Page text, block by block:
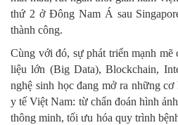
thứ 2 ở Đông Nam Á sau
thành công.
Cùng với đó, sự phát triển mạnh
liệu lớn (Big Data), Blockchain,
nghệ sinh học đang mở ra những
y tế Việt Nam: từ chẩn đoán hình
thông minh, tối ưu hóa quy trình